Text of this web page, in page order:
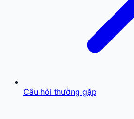
Câu hỏi thường gặp